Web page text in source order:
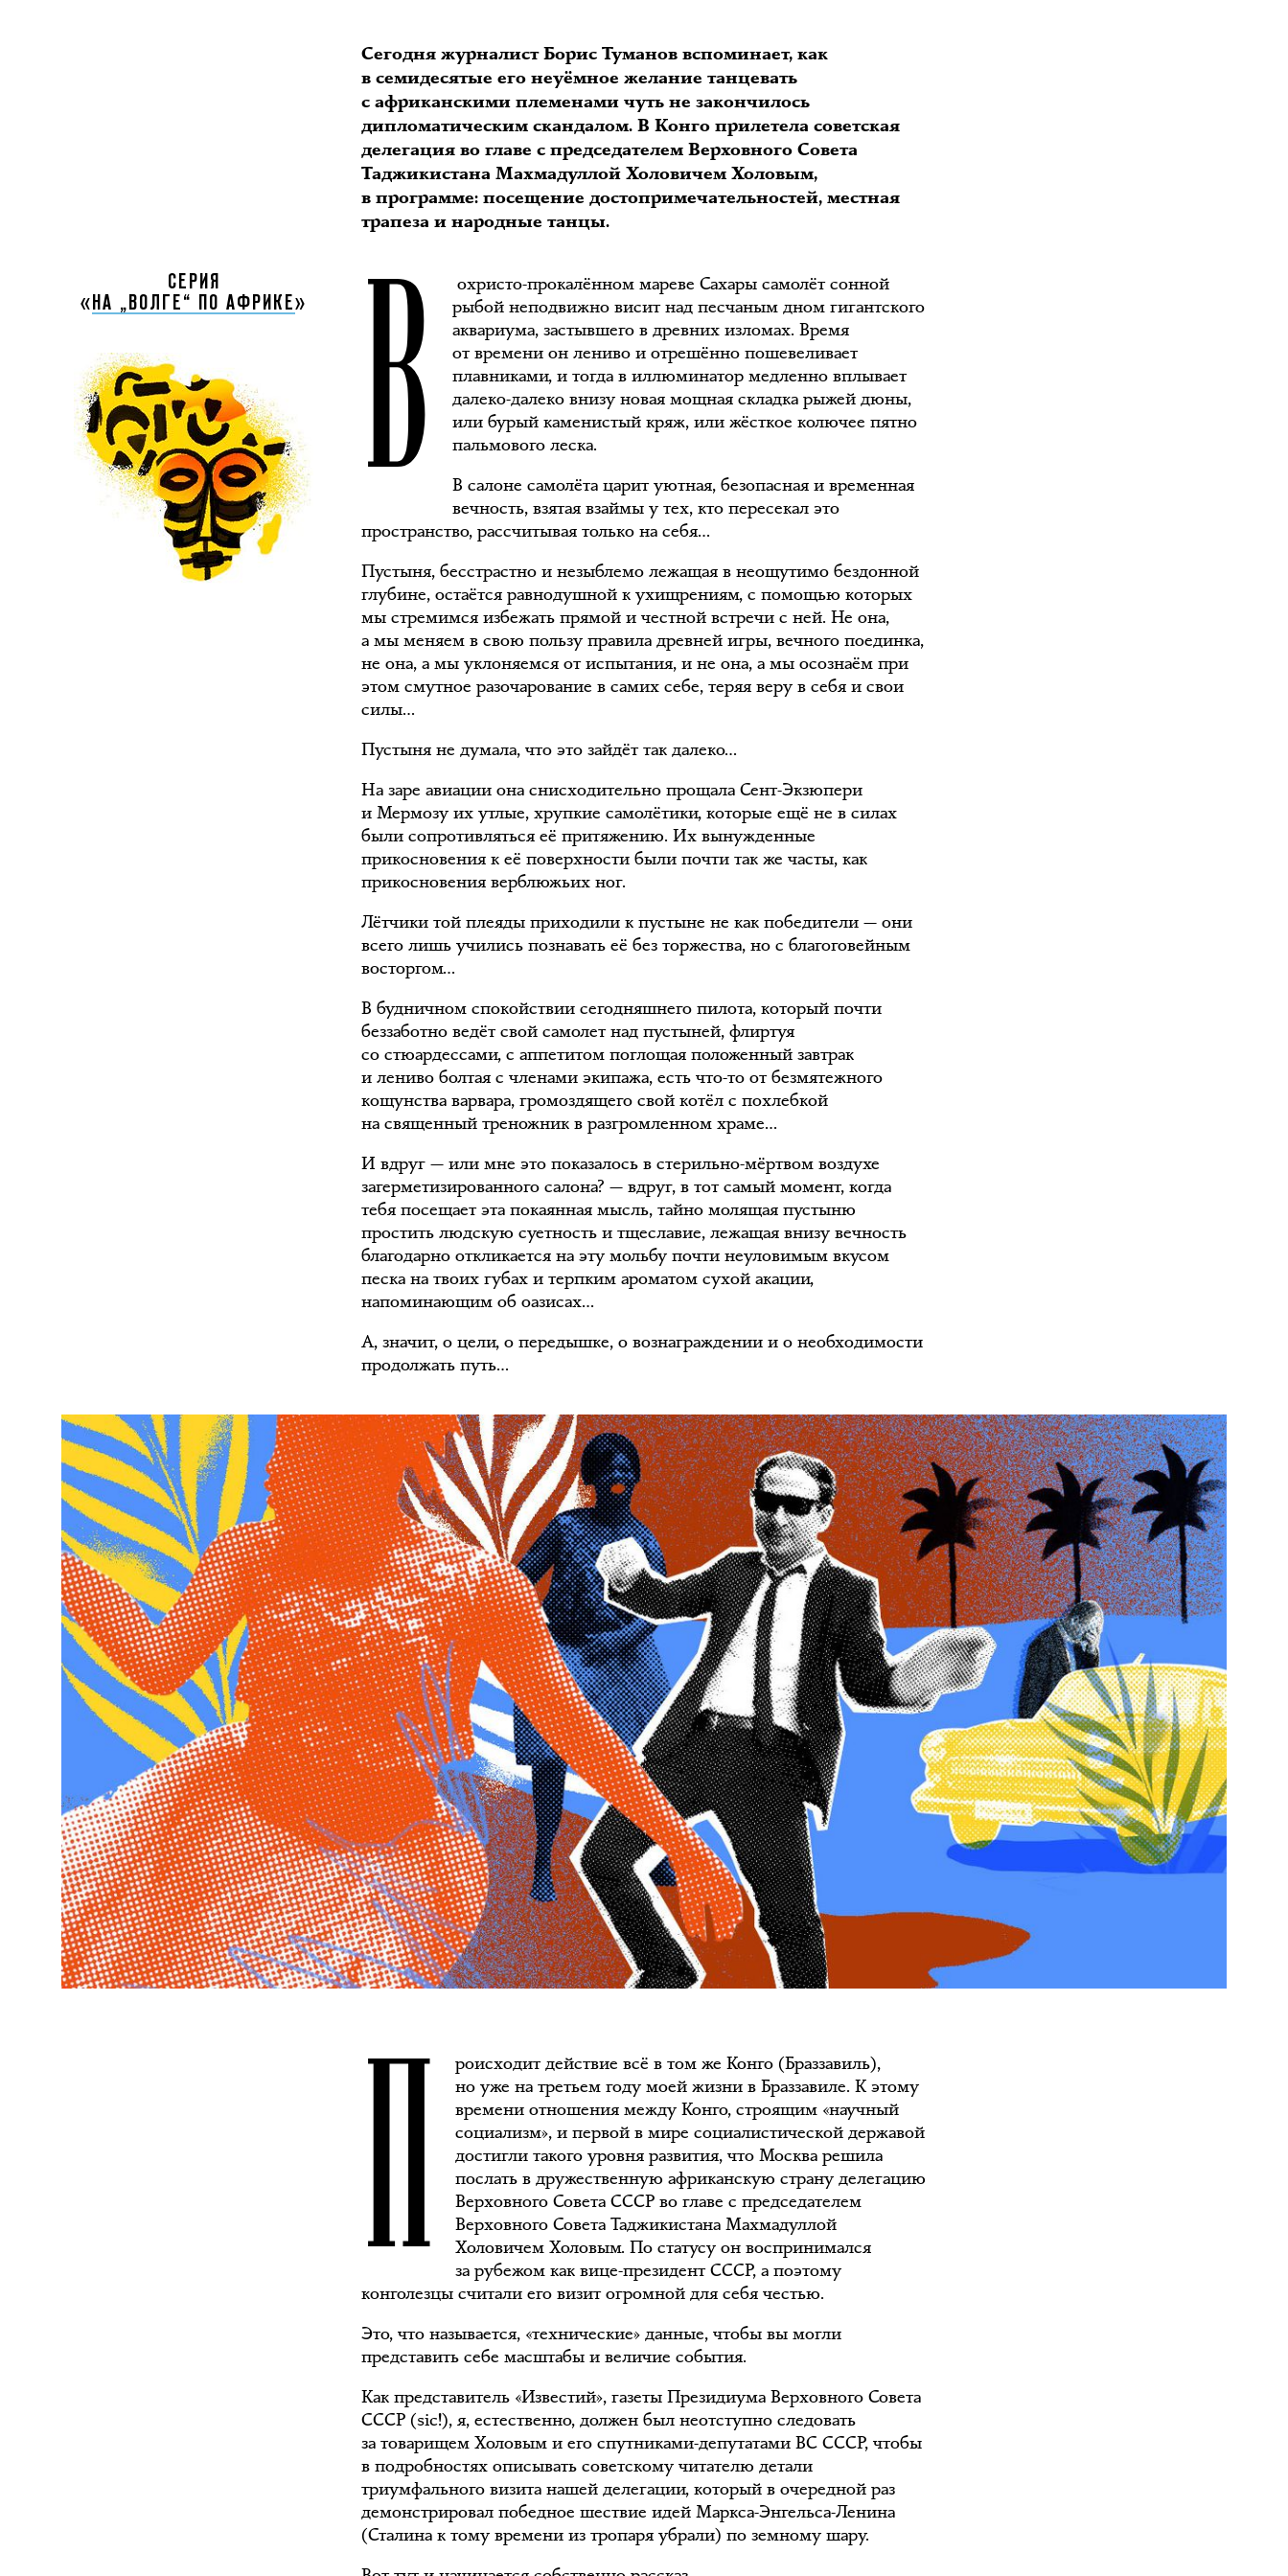
Сегодня журналист Борис Туманов вспоминает, как
в семидесятые его неуёмное желание танцевать
с африканскими племенами чуть не закончилось
дипломатическим скандалом. В Конго прилетела советская
делегация во главе с председателем Верховного Совета
Таджикистана Махмадуллой Холовичем Холовым,
в программе: посещение достопримечательностей, местная
трапеза и народные танцы.
СЕРИЯ
« НА „ВОЛГЕ“ ПО АФРИКЕ» В
охристо-прокалённом мареве Сахары самолёт сонной
рыбой неподвижно висит над песчаным дном гигантского
аквариума, застывшего в древних изломах. Время
от времени он лениво и отрешённо пошевеливает
плавниками, и тогда в иллюминатор медленно вплывает
далеко-далеко внизу новая мощная складка рыжей дюны,
или бурый каменистый кряж, или жёсткое колючее пятно
пальмового леска.
В салоне самолёта царит уютная, безопасная и временная
вечность, взятая взаймы у тех, кто пересекал это
пространство, рассчитывая только на себя…
Пустыня, бесстрастно и незыблемо лежащая в неощутимо бездонной
глубине, остаётся равнодушной к ухищрениям, с помощью которых
мы стремимся избежать прямой и честной встречи с ней. Не она,
а мы меняем в свою пользу правила древней игры, вечного поединка,
не она, а мы уклоняемся от испытания, и не она, а мы осознаём при
этом смутное разочарование в самих себе, теряя веру в себя и свои
силы…
Пустыня не думала, что это зайдёт так далеко…
На заре авиации она снисходительно прощала Сент-Экзюпери
и Мермозу их утлые, хрупкие самолётики, которые ещё не в силах
были сопротивляться её притяжению. Их вынужденные
прикосновения к её поверхности были почти так же часты, как
прикосновения верблюжьих ног.
Лётчики той плеяды приходили к пустыне не как победители — они
всего лишь учились познавать её без торжества, но с благоговейным
восторгом…
В будничном спокойствии сегодняшнего пилота, который почти
беззаботно ведёт свой самолет над пустыней, флиртуя
со стюардессами, с аппетитом поглощая положенный завтрак
и лениво болтая с членами экипажа, есть что-то от безмятежного
кощунства варвара, громоздящего свой котёл с похлебкой
на священный треножник в разгромленном храме…
И вдруг — или мне это показалось в стерильно-мёртвом воздухе
загерметизированного салона? — вдруг, в тот самый момент, когда
тебя посещает эта покаянная мысль, тайно молящая пустыню
простить людскую суетность и тщеславие, лежащая внизу вечность
благодарно откликается на эту мольбу почти неуловимым вкусом
песка на твоих губах и терпким ароматом сухой акации,
напоминающим об оазисах…
А, значит, о цели, о передышке, о вознаграждении и о необходимости
продолжать путь…
П
роисходит действие всё в том же Конго (Браззавиль),
но уже на третьем году моей жизни в Браззавиле. К этому
времени отношения между Конго, строящим «научный
социализм», и первой в мире социалистической державой
достигли такого уровня развития, что Москва решила
послать в дружественную африканскую страну делегацию
Верховного Совета СССР во главе с председателем
Верховного Совета Таджикистана Махмадуллой
Холовичем Холовым. По статусу он воспринимался
за рубежом как вице-президент СССР, а поэтому
конголезцы считали его визит огромной для себя честью.
Это, что называется, «технические» данные, чтобы вы могли
представить себе масштабы и величие события.
Как представитель «Известий», газеты Президиума Верховного Совета
СССР (sic!), я, естественно, должен был неотступно следовать
за товарищем Холовым и его спутниками-депутатами ВС СССР, чтобы
в подробностях описывать советскому читателю детали
триумфального визита нашей делегации, который в очередной раз
демонстрировал победное шествие идей Маркса-Энгельса-Ленина
(Сталина к тому времени из тропаря убрали) по земному шару.